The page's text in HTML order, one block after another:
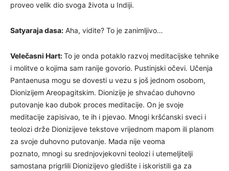
proveo velik dio svoga života u Indiji.
Satyaraja dasa: Aha, vidite? To je zanimljivo…
Velečasni Hart:To je onda potaklo razvoj meditacijske tehnike
i molitve o kojima sam ranije govorio. Pustinjski očevi. Učenja
Pantaenusa mogu se dovesti u vezu s još jednom osobom,
Dionizijem Areopagitskim. Dionizije je shvaćao duhovno
putovanje kao dubok proces meditacije. On je svoje
meditacije zapisivao, te ih i pjevao. Mnogi kršćanski sveci i
teolozi drže Dionizijeve tekstove vrijednom mapom ili planom
za svoje duhovno putovanje. Mada nije veoma
poznato, mnogi su srednjovjekovni teolozi i utemeljitelji
samostana prigrlili Dionizijevo gledište i iskoristili ga za